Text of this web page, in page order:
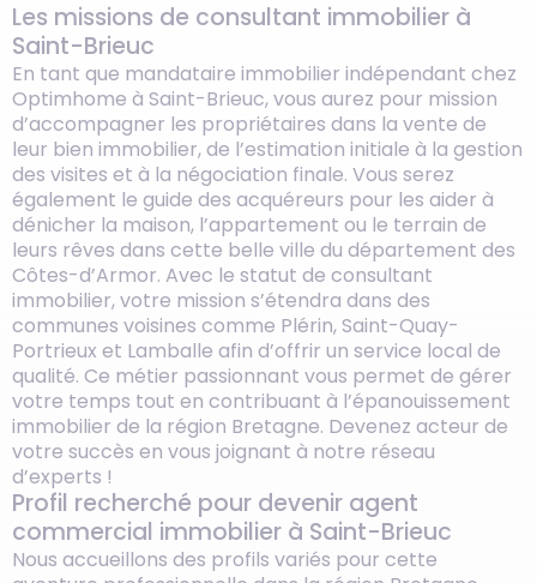
Les missions de consultant immobilier à
Saint-Brieuc
En tant que mandataire immobilier indépendant chez
Optimhome à Saint-Brieuc, vous aurez pour mission
d’accompagner les propriétaires dans la vente de
leur bien immobilier, de l’estimation initiale à la gestion
des visites et à la négociation finale. Vous serez
également le guide des acquéreurs pour les aider à
dénicher la maison, l’appartement ou le terrain de
leurs rêves dans cette belle ville du département des
Côtes-d’Armor. Avec le statut de consultant
immobilier, votre mission s’étendra dans des
communes voisines comme Plérin, Saint-Quay-
Portrieux et Lamballe afin d’offrir un service local de
qualité. Ce métier passionnant vous permet de gérer
votre temps tout en contribuant à l’épanouissement
immobilier de la région Bretagne. Devenez acteur de
votre succès en vous joignant à notre réseau
d’experts !
Profil recherché pour devenir agent
commercial immobilier à Saint-Brieuc
Nous accueillons des profils variés pour cette